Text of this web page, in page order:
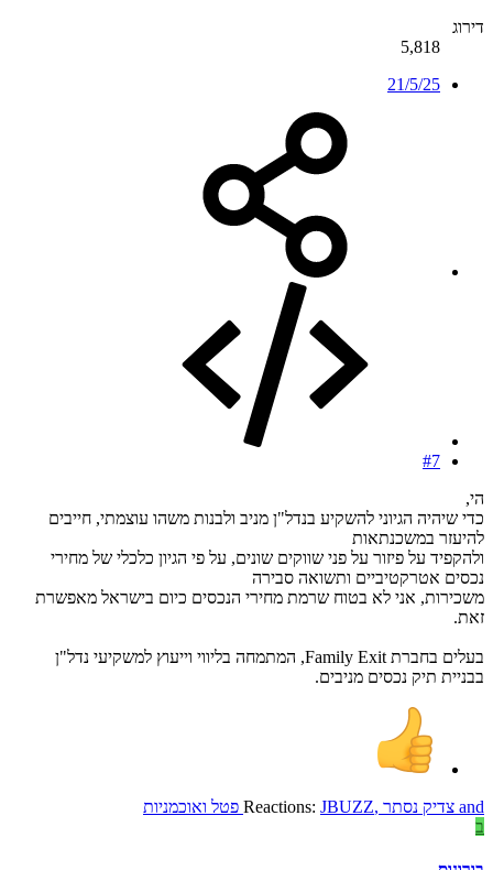
דירוג
5,818
21/5/25
#7
הי,
כדי שיהיה הגיוני להשקיע בנדל"ן מניב ולבנות משהו עוצמתי, חייבים
להיעזר במשכנתאות
ולהקפיד על פיזור על פני שווקים שונים, על פי הגיון כלכלי של מחירי
נכסים אטרקטיביים ותשואה סבירה
משכירות, אני לא בטוח שרמת מחירי הנכסים כיום בישראל מאפשרת
זאת.
בעלים בחברת Family Exit, המתמחה בליווי וייעוץ למשקיעי נדל"ן
בבניית תיק נכסים מניבים.
Reactions: JBUZZ, צדיק נסתר and
פטל ואוכמניות
ב